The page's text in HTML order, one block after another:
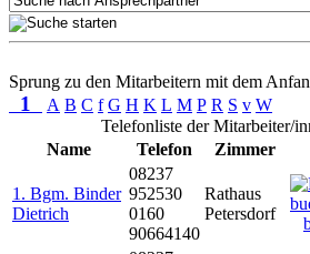
Sprung zu den Mitarbeitern mit dem
1 A B C f G H K L M P R S v W
Telefonliste der Mitarbeiter/
Name
Telefon Zimmer
1. Bgm. Binder
Dietrich
08237
952530
0160
90664140
Rathaus
Petersdorf